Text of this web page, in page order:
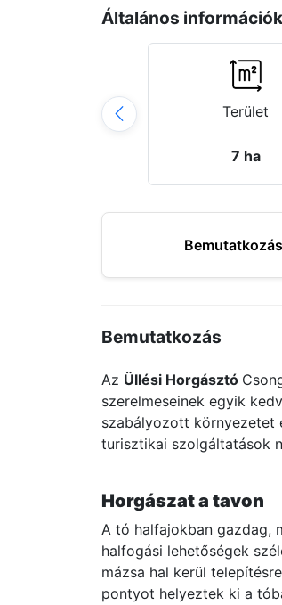
Általános információk
Terület
7 ha
Bemutatkozás
Bemutatkozás
Az Üllési Horgásztó
szerelmeseinek egyik
szabályozott környezetet
turisztikai szolgáltatások
Horgászat a tavon
A tó halfajokban gazdag,
halfogási lehetőségek
mázsa hal kerül
pontyot helyeztek ki a